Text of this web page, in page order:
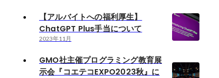
【アルバイトへの福利厚生】
ChatGPT Plus手当について
2023年11月
GMO社主催プログラミング教育展
示会『コエテコEXPO2023秋』に